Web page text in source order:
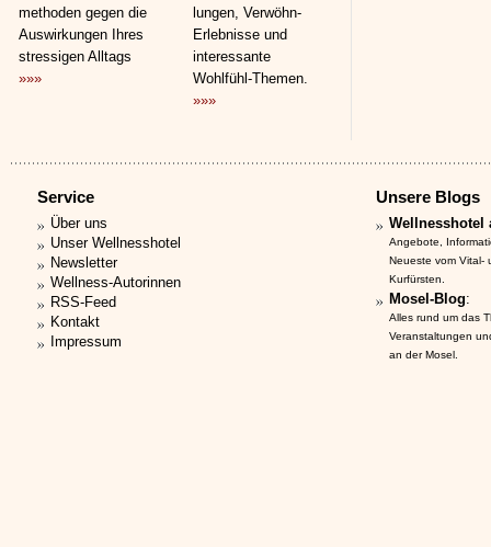
methoden gegen die
Auswirkungen Ihres
stressigen Alltags
»»»
lungen, Verwöhn-
Erlebnisse und
interessante
Wohlfühl-Themen.
»»»
Service
Über uns
Unser Wellnesshotel
Newsletter
Wellness-Autorinnen
RSS-Feed
Kontakt
Impressum
Unsere Blogs
Wellnesshotel
Angebote,
Neueste vom Vital-
Kurfürsten.
Mosel-Blog:
Alles rund um das
Veranstaltungen
an der Mosel.